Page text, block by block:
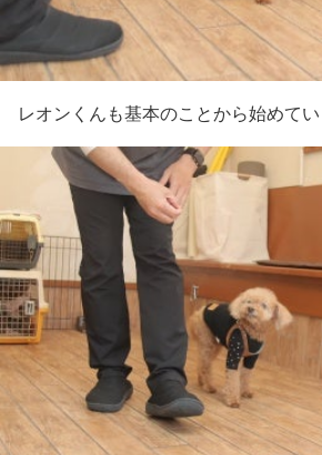
レオンくんも基本のことから始めてい